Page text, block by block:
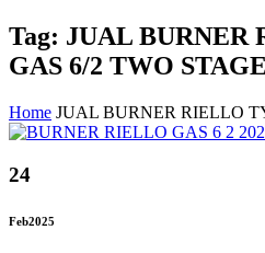
Tag: JUAL BURNER
GAS 6/2 TWO STAGE
Home JUAL BURNER RIELLO
24
Feb2025